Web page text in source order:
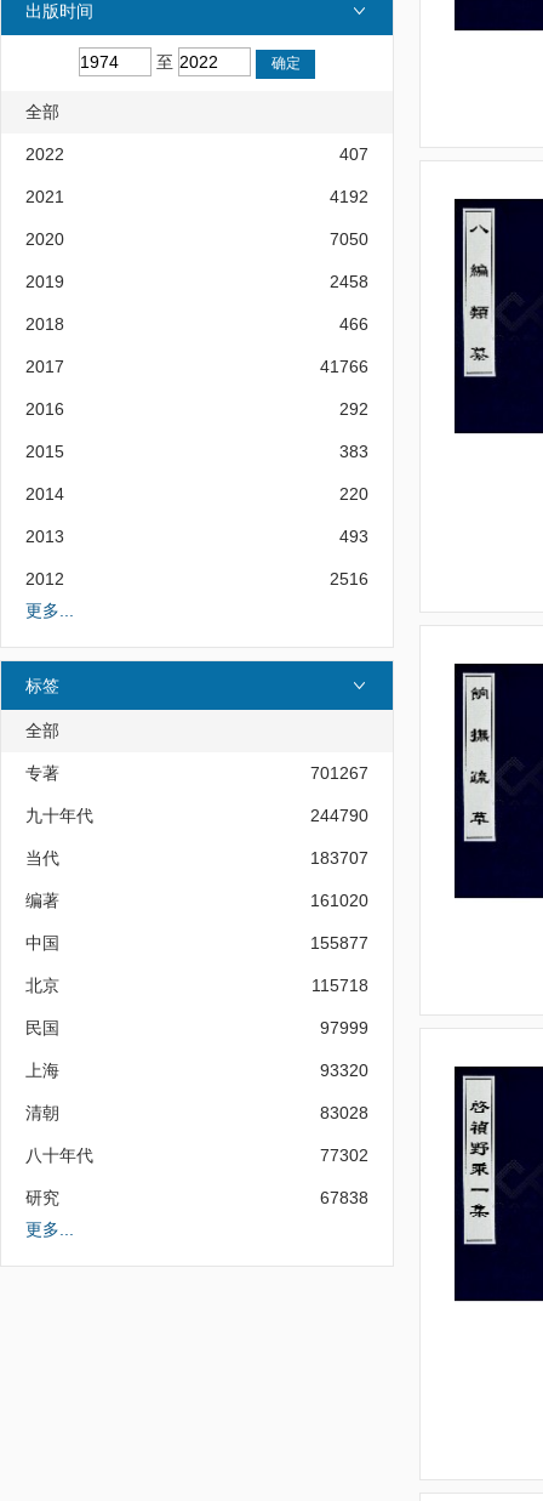
出版时间
至
全部
2022 407
2021 4192
2020 7050
2019 2458
2018 466
2017 41766
2016 292
2015 383
2014 220
2013 493
2012
2516
更多...
标签
全部
专著 701267
九十年代 244790
当代 183707
编著 161020
中国 155877
北京 115718
民国 97999
上海 93320
清朝 83028
八十年代 77302
研究
67838
更多...